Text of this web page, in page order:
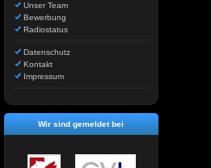
Unser Team
Bewerbung
Radiostatus
Datenschutz
Kontakt
Impressum
Wir sind gemeldet bei